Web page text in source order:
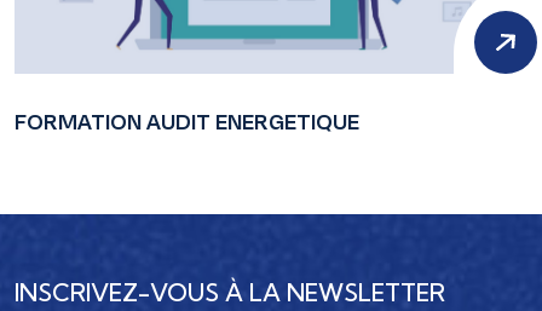
FORMATION AUDIT ENERGETIQUE
INSCRIVEZ-VOUS À LA NEWSLETTER